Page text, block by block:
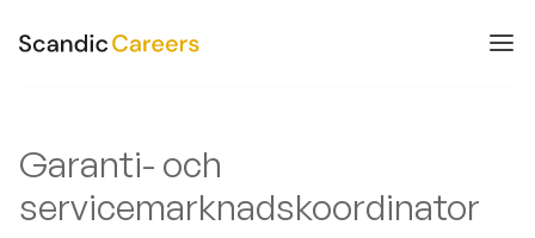
Garanti- och
servicemarknadskoordinator